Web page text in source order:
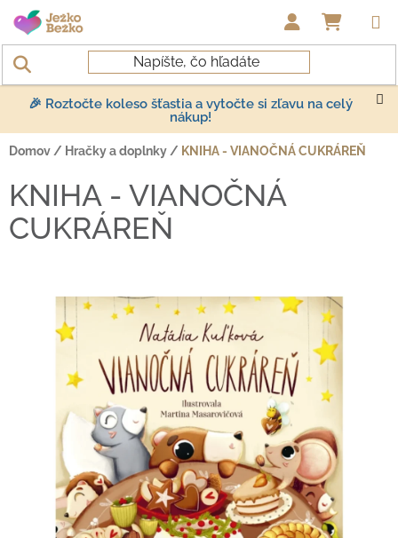
Prejsť na obsah
🎉 Roztočte koleso šťastia a vytočte si zľavu na celý
nákup!
Domov / Hračky a doplnky / KNIHA - VIANOČNÁ CUKRÁREŇ
KNIHA - VIANOČNÁ
CUKRÁREŇ